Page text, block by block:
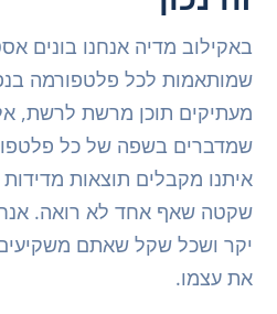
באקילוב מדיה אנחנו בונים
שמותאמות לכל פלטפורמה
מעתיקים תוכן מרשת לרשת,
שמדברים בשפה של כל
איתנו מקבלים תוצאות
שקטה שאף אחד לא רואה.
יקר ושכל שקל שאתם
את עצמו.